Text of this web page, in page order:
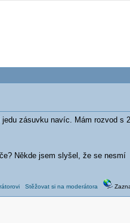
zásuvku navíc. Mám rozvod s
Někde jsem slyšel, že se nesmí
Stěžovat si na moderátora